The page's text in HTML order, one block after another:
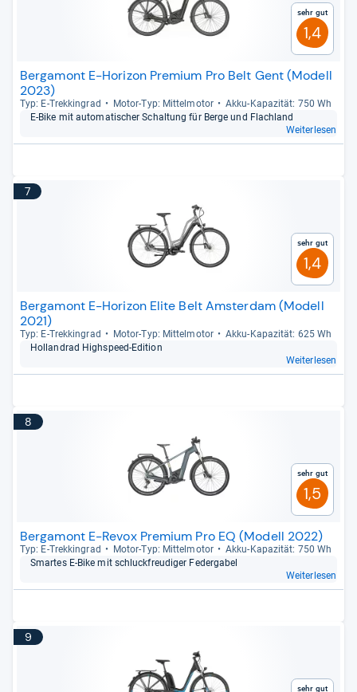
Sehr gut
1,4
Bergamont E-Horizon Premium Pro Belt Gent (Modell
2023)
Typ: E-​Trek­kin­grad Motor-​Typ: Mit­tel­mo­tor
Akku-​Kapa­zi­tät: 750 Wh
E-​Bike mit auto­ma­ti­scher Schal­tung für Berge und Flach­land
Weiterlesen
7
Sehr gut
1,4
Bergamont E-Horizon Elite Belt Amsterdam (Modell
2021)
Typ: E-​Trek­kin­grad Motor-​Typ: Mit­tel­mo­tor
Akku-​Kapa­zi­tät: 625 Wh
Hol­land­rad High­s­peed-​Edi­tion
Weiterlesen
8
Sehr gut
1,5
Bergamont E-Revox Premium Pro EQ (Modell 2022)
Typ: E-​Trek­kin­grad Motor-​Typ: Mit­tel­mo­tor
Akku-​Kapa­zi­tät: 750 Wh
Smar­tes E-​Bike mit schluck­freu­di­ger Feder­ga­bel
Weiterlesen
9
Sehr gut